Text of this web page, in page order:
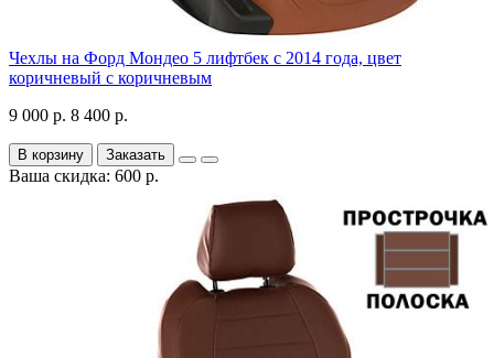
Чехлы на Форд Мондео 5 лифтбек с 2014 года, цвет
коричневый с коричневым
9 000 р. 8 400 р.
В корзину Заказать
Ваша скидка: 600 р.